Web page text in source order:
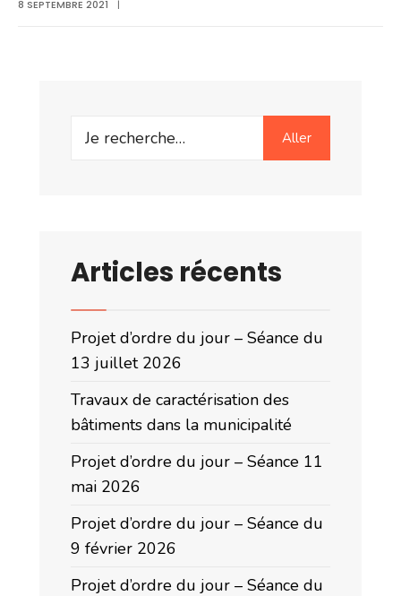
8 SEPTEMBRE 2021 |
Search
Aller
Articles récents
Projet d’ordre du jour – Séance du
13 juillet 2026
Travaux de caractérisation des
bâtiments dans la municipalité
Projet d’ordre du jour – Séance 11
mai 2026
Projet d’ordre du jour – Séance du
9 février 2026
Projet d’ordre du jour – Séance du